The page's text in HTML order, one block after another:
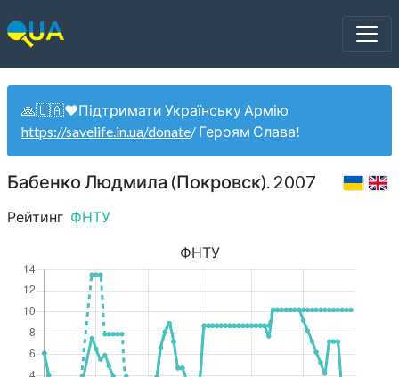
🙏🇺🇦❤️Підтримати Українську Армію
https://savelife.in.ua/donate/ Героям Слава!
Бабенко Людмила (Покровск). 2007
Рейтинг ФНТУ
ФНТУ